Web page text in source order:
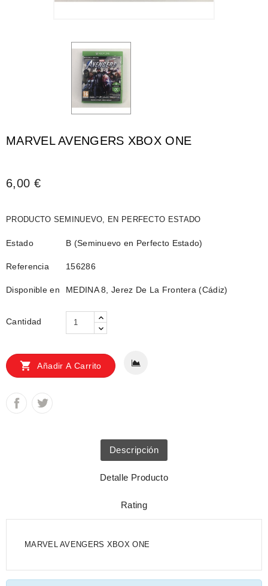
MARVEL AVENGERS XBOX ONE
6,00 €
PRODUCTO SEMINUEVO, EN PERFECTO ESTADO
Estado B (Seminuevo en Perfecto Estado)
Referencia 156286
Disponible en MEDINA 8, Jerez De La Frontera (Cádiz)
Cantidad
 Añadir A Carrito
Descripción
Detalle Producto
Rating
MARVEL AVENGERS XBOX ONE